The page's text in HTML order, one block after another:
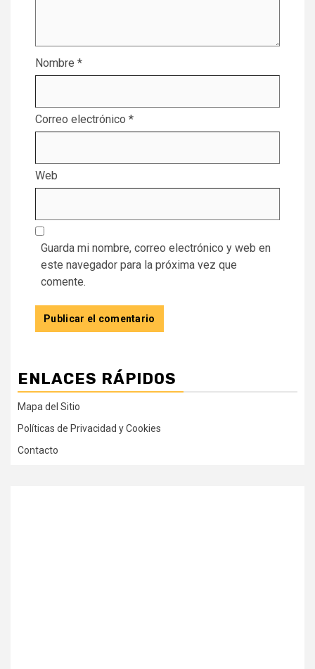
Nombre *
Correo electrónico *
Web
Guarda mi nombre, correo electrónico y web en
este navegador para la próxima vez que
comente.
ENLACES RÁPIDOS
Mapa del Sitio
Políticas de Privacidad y Cookies
Contacto